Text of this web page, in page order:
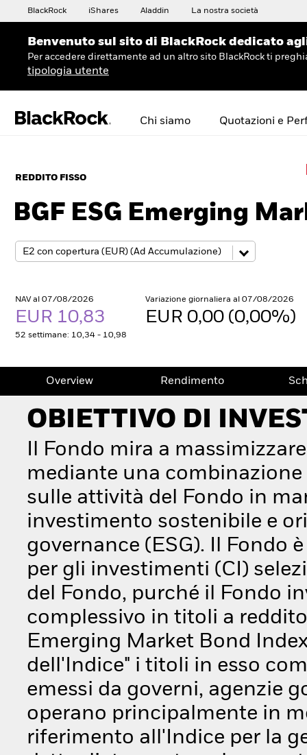
BlackRock iShares Aladdin La nostra società
Benvenuto sul sito di BlackRock dedicato
Per accedere direttamente ad un altro sito BlackRock ti
tipologia utente
Chi siamo Quotazioni e
REDDITO FISSO
BGF ESG Emerging
NAV al 07/08/2026
EUR 10,83
52 settimane: 10,34 - 10,98
Variazione giornaliera al 07/08/2026
EUR 0,00 (0,00%)
Overview Rendimento
OBIETTIVO DI
Il Fondo mira a
mediante una
sulle attività del Fondo in
investimento sostenibile e
governance (ESG). Il Fondo
per gli investimenti (CI)
del Fondo, purché il Fondo
complessivo in titoli a
Emerging Market Bond
dell'Indice" i titoli in esso
emessi da governi, agenzie
operano principalmente in
riferimento all'Indice per la